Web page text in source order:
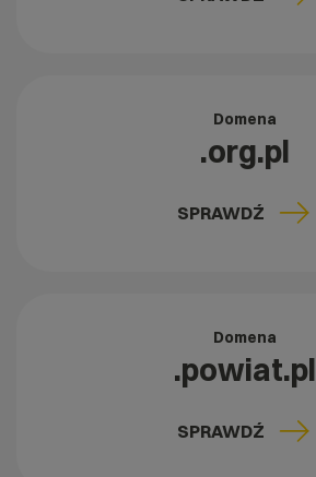
Domena
.org.pl
SPRAWDŹ
Domena
.powiat.pl
SPRAWDŹ